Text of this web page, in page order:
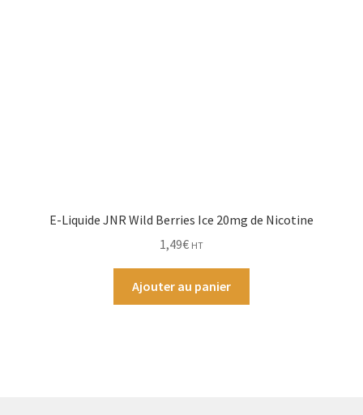
E-Liquide JNR Wild Berries Ice 20mg de Nicotine
1,49€ HT
Ajouter au panier